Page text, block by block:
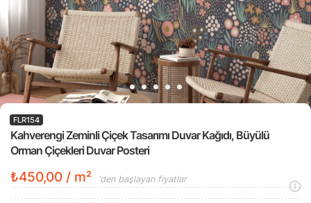
Kahverengi Zeminli Çiçek Tasarımı Duvar Kağıdı, Büyülü
Orman Çiçekleri Duvar Posteri
FLR154
₺450,00 / m² 'den başlayan fiyatlar